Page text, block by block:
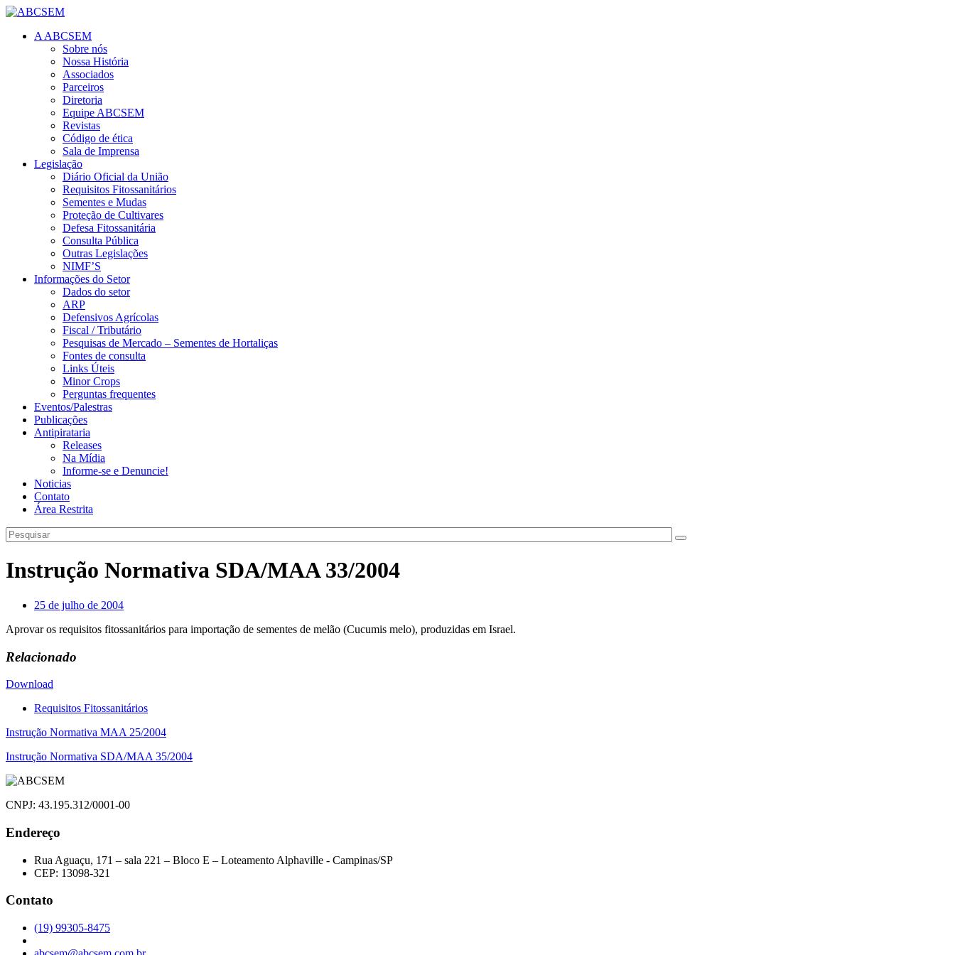
A ABCSEM
Sobre nós
Nossa História
Associados
Parceiros
Diretoria
Equipe ABCSEM
Revistas
Código de ética
Sala de Imprensa
Legislação
Diário Oficial da União
Requisitos Fitossanitários
Sementes e Mudas
Proteção de Cultivares
Defesa Fitossanitária
Consulta Pública
Outras Legislações
NIMF’S
Informações do Setor
Dados do setor
ARP
Defensivos Agrícolas
Fiscal / Tributário
Pesquisas de Mercado – Sementes de Hortaliças
Fontes de consulta
Links Úteis
Minor Crops
Perguntas frequentes
Eventos/Palestras
Publicações
Antipirataria
Releases
Na Mídia
Informe-se e Denuncie!
Noticias
Contato
Área Restrita
Instrução Normativa SDA/MAA 33/2004
25 de julho de 2004
Aprovar os requisitos fitossanitários para importação de sementes de melão (Cucumis melo), produzidas em Israel.
Relacionado
Download
Requisitos Fitossanitários
Navegação
de
Post
Instrução Normativa MAA 25/2004
Instrução Normativa SDA/MAA 35/2004
CNPJ: 43.195.312/0001-00
Endereço
Rua Aguaçu, 171 – sala 221 – Bloco E – Loteamento Alphaville - Campinas/SP
CEP: 13098-321
Contato
(19) 99305-8475